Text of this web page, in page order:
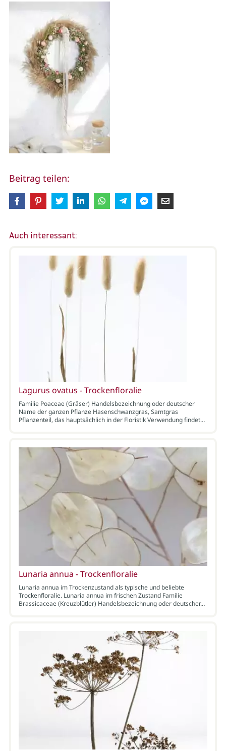
Beitrag teilen:
Auch interessant:
Lagurus ovatus - Trockenfloralie
Familie Poaceae (Gräser) Handelsbezeichnung oder deutscher
Name der ganzen Pflanze Hasenschwanzgras, Samtgras
Pflanzenteil, das hauptsächlich in der Floristik Verwendung findet…
Lunaria annua - Trockenfloralie
Lunaria annua im Trockenzustand als typische und beliebte
Trockenfloralie. Lunaria annua im frischen Zustand Familie
Brassicaceae (Kreuzblütler) Handelsbezeichnung oder deutscher…